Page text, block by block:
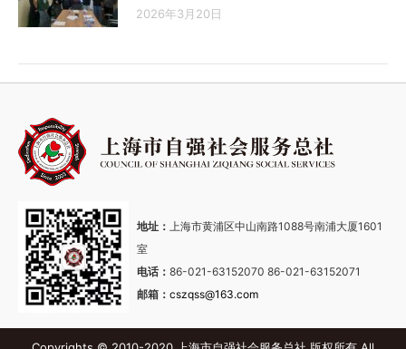
2026年3月20日
地址： 上海市黄浦区中山南路1088号南浦大厦1601
室
电话： 86-021-63152070 86-021-63152071
邮箱： cszqss@163.com